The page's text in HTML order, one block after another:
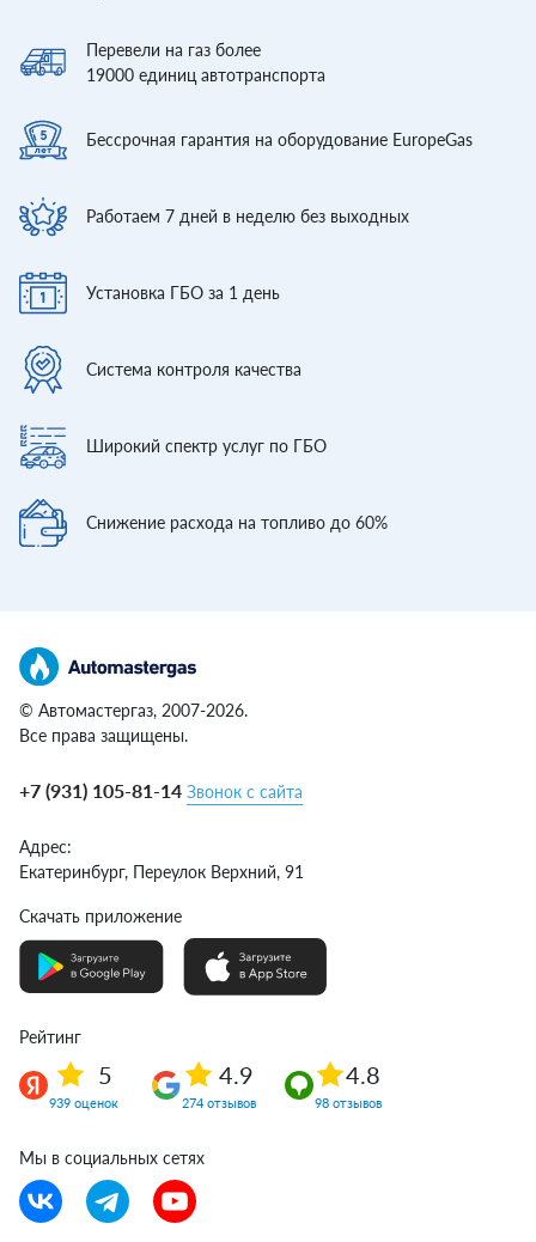
Перевели на газ более
19000 единиц автотранспорта
Бессрочная гарантия на оборудование EuropeGas
Работаем 7 дней в неделю без выходных
Установка ГБО за 1 день
Система контроля качества
Широкий спектр услуг по ГБО
Снижение расхода на топливо до 60%
© Автомастергаз, 2007-2026.
Все права защищены.
+7 (931) 105-81-14 Звонок с сайта
Адрес:
Екатеринбург, Переулок Верхний, 91
Скачать приложение
Рейтинг
5
939 оценок
4.9
274 отзывов
4.8
98 отзывов
Мы в социальных сетях